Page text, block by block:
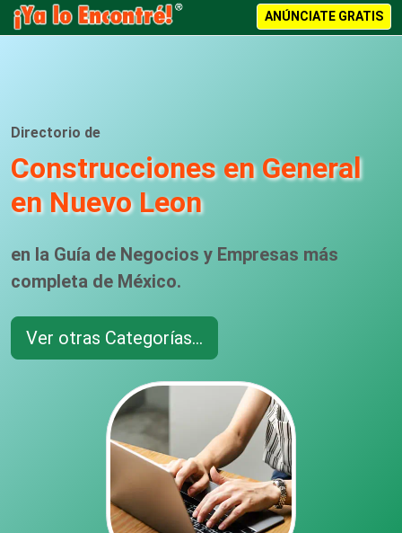
ANÚNCIATE GRATIS
Directorio de
Construcciones en General
en Nuevo Leon
en la Guía de Negocios y Empresas más
completa de México.
Ver otras Categorías...